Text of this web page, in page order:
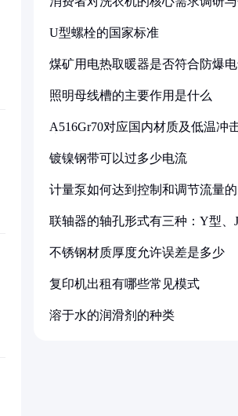
U型螺栓的国家标准
煤矿用电热取暖器是否符合防爆
照明母线槽的主要作用是什么
A516Gr70对应国内材质及低温冲
镀镍钢带可以过多少电流
计量泵如何达到控制和调节流量
联轴器的轴孔形式有三种：Y型、
不锈钢材质厚度允许误差是多少
复印机出租有哪些常见模式
溶于水的润滑剂的种类